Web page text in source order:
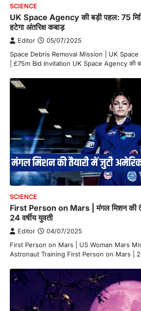
SCIENCE
UK Space Agency की बड़ी पहल: 75
हटेगा अंतरिक्ष कबाड़
Editor 05/07/2025
Space Debris Removal Mission | UK
| £75m Bid Invitation UK Space Agency की
SCIENCE
First Person on Mars | मंगल मिशन की
24 वर्षीय युवती
Editor 04/07/2025
First Person on Mars | US Woman Mars
Astronaut Training First Person on Mars |